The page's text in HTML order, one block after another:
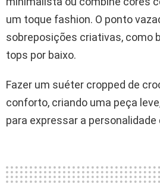
um toque fashion. O ponto
sobreposições criativas, como
tops por baixo.
Fazer um suéter cropped de
conforto, criando uma peça
para expressar a personalidade